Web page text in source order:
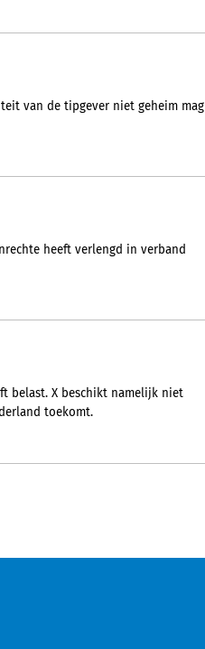
van de tipgever niet geheim mag
heeft verlengd in verband
belast. X beschikt namelijk niet
toekomt.